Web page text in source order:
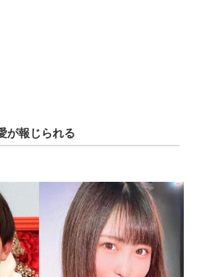
が報じられる